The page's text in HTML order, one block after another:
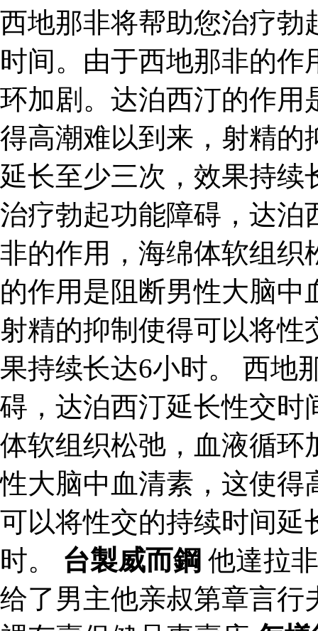
西地那非将帮助您治疗勃
时间。由于西地那非的
环加剧。达泊西汀的作用
得高潮难以到来，射精的
延长至少三次，效果持续
治疗勃起功能障碍，达泊
非的作用，海绵体软组织
的作用是阻断男性大脑
射精的抑制使得可以将性
果持续长达6小时。 西地
碍，达泊西汀延长性交时
体软组织松弛，血液循环
性大脑中血清素，这使得
可以将性交的持续时间延
时。 台製威而鋼 他達拉
给了男主他亲叔第章言